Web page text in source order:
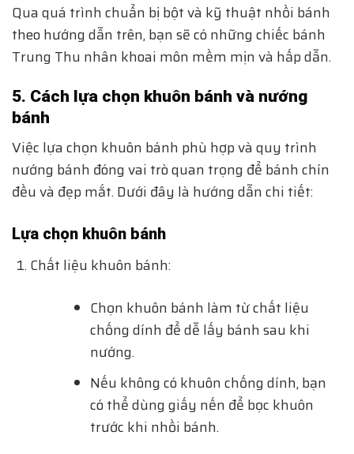
Qua quá trình chuẩn bị bột và kỹ thuật nhồi bánh
theo hướng dẫn trên, bạn sẽ có những chiếc bánh
Trung Thu nhân khoai môn mềm mịn và hấp dẫn.
5. Cách lựa chọn khuôn bánh và nướng
bánh
Việc lựa chọn khuôn bánh phù hợp và quy trình
nướng bánh đóng vai trò quan trọng để bánh chín
đều và đẹp mắt. Dưới đây là hướng dẫn chi tiết:
Lựa chọn khuôn bánh
Chất liệu khuôn bánh:
Chọn khuôn bánh làm từ chất liệu
chống dính để dễ lấy bánh sau khi
nướng.
Nếu không có khuôn chống dính, bạn
có thể dùng giấy nến để bọc khuôn
trước khi nhồi bánh.